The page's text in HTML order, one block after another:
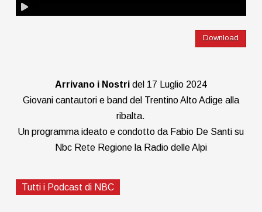
Download
Arrivano i Nostridel 17 Luglio 2024
Giovani cantautori e band del Trentino Alto Adige alla
ribalta.
Un programma ideato e condotto da Fabio De Santi su
Nbc Rete Regione la Radio delle Alpi
Tutti i Podcast di NBC